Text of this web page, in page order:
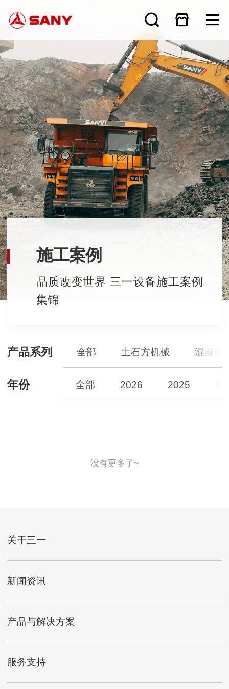
施工案例
品质改变世界 三一设备施工案例
集锦
产品系列 全部 土石方机械 混凝土
年份 全部 2026 2025
没有更多了~
关于三一
新闻资讯
产品与解决方案
服务支持